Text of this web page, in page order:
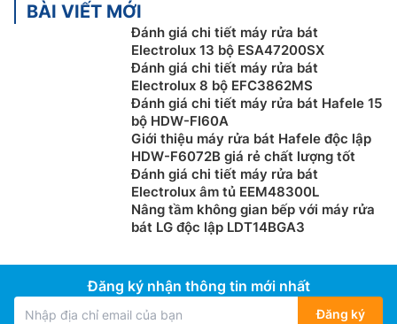
BÀI VIẾT MỚI
Đánh giá chi tiết máy rửa bát
Electrolux 13 bộ ESA47200SX
Đánh giá chi tiết máy rửa bát
Electrolux 8 bộ EFC3862MS
Đánh giá chi tiết máy rửa bát Hafele 15
bộ HDW-FI60A
Giới thiệu máy rửa bát Hafele độc lập
HDW-F6072B giá rẻ chất lượng tốt
Đánh giá chi tiết máy rửa bát
Electrolux âm tủ EEM48300L
Nâng tầm không gian bếp với máy rửa
bát LG độc lập LDT14BGA3
Đăng ký nhận thông tin mới nhất
Đăng ký